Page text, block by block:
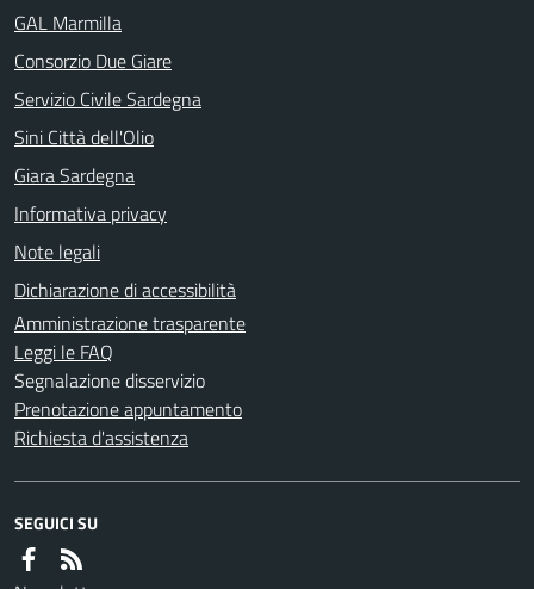
GAL Marmilla
Consorzio Due Giare
Servizio Civile Sardegna
Sini Città dell'Olio
Giara Sardegna
Informativa privacy
Note legali
Dichiarazione di accessibilità
Amministrazione trasparente
Leggi le FAQ
Segnalazione disservizio
Prenotazione appuntamento
Richiesta d'assistenza
SEGUICI SU